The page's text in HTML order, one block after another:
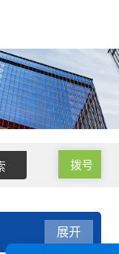
拨号
展开